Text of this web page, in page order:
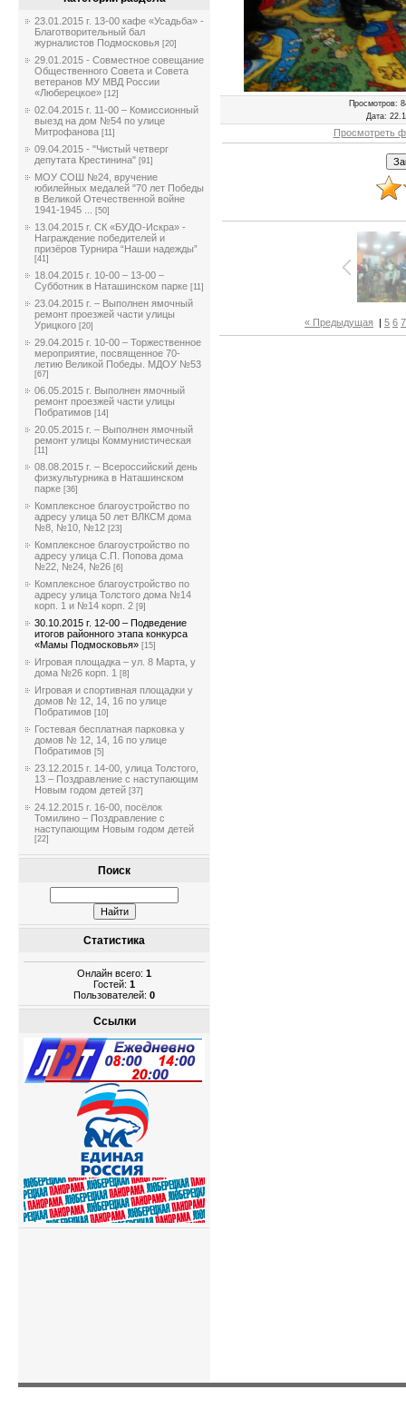
23.01.2015 г. 13-00 кафе «Усадьба» -
Благотворительный бал
журналистов Подмосковья [20]
29.01.2015 - Совместное совещание
Общественного Совета и Совета
ветеранов МУ МВД России
«Люберецкое» [12]
02.04.2015 г. 11-00 – Комиссионный
выезд на дом №54 по улице
Митрофанова [11]
09.04.2015 - "Чистый четверг
депутата Крестинина" [91]
МОУ СОШ №24, вручение
юбилейных медалей "70 лет Победы
в Великой Отечественной войне
1941-1945 ...
[50]
13.04.2015 г. СК «БУДО-Искра» -
Награждение победителей и
призёров Турнира “Наши надежды”
[41]
18.04.2015 г. 10-00 – 13-00 –
Субботник в Наташинском парке [11]
23.04.2015 г. – Выполнен ямочный
ремонт проезжей части улицы
Урицкого [20]
29.04.2015 г. 10-00 – Торжественное
мероприятие, посвященное 70-
летию Великой Победы. МДОУ №53
[67]
06.05.2015 г. Выполнен ямочный
ремонт проезжей части улицы
Побратимов [14]
20.05.2015 г. – Выполнен ямочный
ремонт улицы Коммунистическая
[11]
08.08.2015 г. – Всероссийский день
физкультурника в Наташинском
парке [36]
Комплексное благоустройство по
адресу улица 50 лет ВЛКСМ дома
№8, №10, №12 [23]
Комплексное благоустройство по
адресу улица С.П. Попова дома
№22, №24, №26 [6]
Комплексное благоустройство по
адресу улица Толстого дома №14
корп. 1 и №14 корп. 2 [9]
30.10.2015 г. 12-00 – Подведение
итогов районного этапа конкурса
«Мамы Подмосковья» [15]
Игровая площадка – ул. 8 Марта, у
дома №26 корп. 1 [8]
Игровая и спортивная площадки у
домов № 12, 14, 16 по улице
Побратимов [10]
Гостевая бесплатная парковка у
домов № 12, 14, 16 по улице
Побратимов [5]
23.12.2015 г. 14-00, улица Толстого,
13 – Поздравление с наступающим
Новым годом детей [37]
24.12.2015 г. 16-00, посёлок
Томилино – Поздравление с
наступающим Новым годом детей
[22]
Поиск
Статистика
Онлайн всего: 1
Гостей: 1
Пользователей: 0
Ссылки
Просмотров:
Дата:
Просмотреть
« Предыдущая | 5 6 7